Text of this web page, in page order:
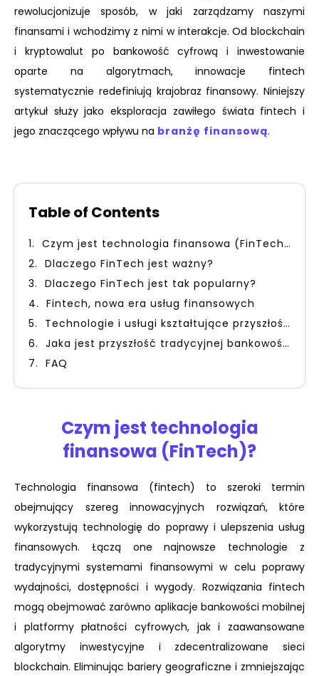
rewolucjonizuje sposób, w jaki zarządzamy naszymi
finansami i wchodzimy z nimi w interakcje. Od blockchain
i kryptowalut po bankowość cyfrową i inwestowanie
oparte na algorytmach, innowacje fintech
systematycznie redefiniują krajobraz finansowy. Niniejszy
artykuł służy jako eksploracja zawiłego świata fintech i
jego znaczącego wpływu na branżę finansową.
Table of Contents
Czym jest technologia finansowa (FinTech)?
Dlaczego FinTech jest ważny?
Dlaczego FinTech jest tak popularny?
Fintech, nowa era usług finansowych
Technologie i usługi kształtujące przyszłość branży FinTech
Jaka jest przyszłość tradycyjnej bankowości?
FAQ
Czym jest technologia
finansowa (FinTech)?
Technologia finansowa (fintech) to szeroki termin
obejmujący szereg innowacyjnych rozwiązań, które
wykorzystują technologię do poprawy i ulepszenia usług
finansowych. Łączą one najnowsze technologie z
tradycyjnymi systemami finansowymi w celu poprawy
wydajności, dostępności i wygody. Rozwiązania fintech
mogą obejmować zarówno aplikacje bankowości mobilnej
i platformy płatności cyfrowych, jak i zaawansowane
algorytmy inwestycyjne i zdecentralizowane sieci
blockchain. Eliminując bariery geograficzne i zmniejszając